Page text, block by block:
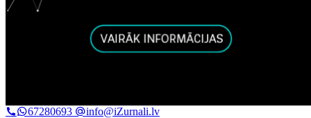
67280693 info@iZurnali.lv